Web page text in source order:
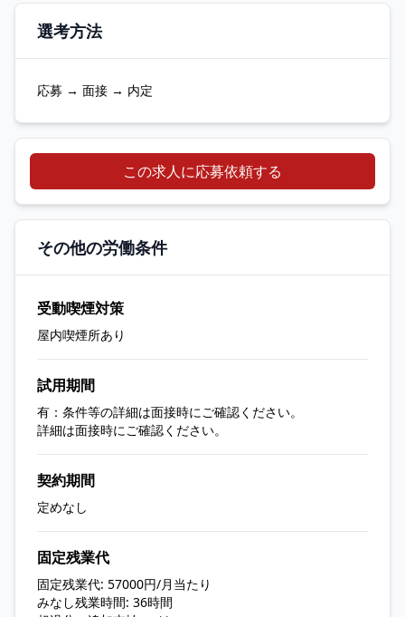
選考方法
応募 → 面接 → 内定
この求人に応募依頼する
その他の労働条件
受動喫煙対策
屋内喫煙所あり
試用期間
有：条件等の詳細は面接時にご確認ください。
詳細は面接時にご確認ください。
契約期間
定めなし
固定残業代
固定残業代: 57000円/月当たり
みなし残業時間: 36時間